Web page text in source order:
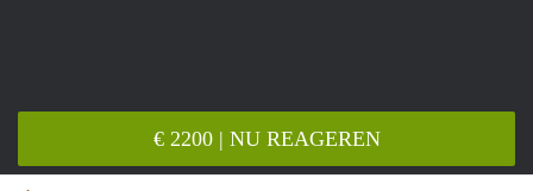
€ 2200 | NU REAGEREN